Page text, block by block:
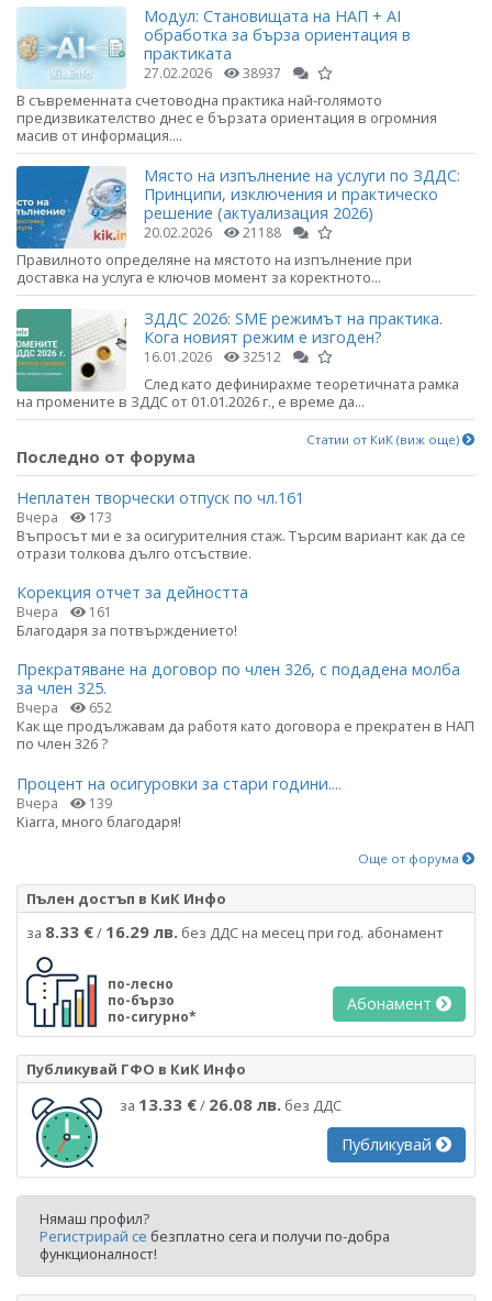
Модул: Становищата на НАП + AI
обработка за бърза ориентация в
практиката
27.02.2026 38937
В съвременната счетоводна практика най-голямото
предизвикателство днес е бързата ориентация в огромния
масив от информация....
Място на изпълнение на услуги по ЗДДС:
Принципи, изключения и практическо
решение (актуализация 2026)
20.02.2026 21188
Правилното определяне на мястото на изпълнение при
доставка на услуга е ключов момент за коректното...
ЗДДС 2026: SME режимът на практика.
Кога новият режим е изгоден?
16.01.2026 32512
След като дефинирахме теоретичната рамка
на промените в ЗДДС от 01.01.2026 г., е време да...
Статии от КиК (виж още)
Последно от форума
Неплатен творчески отпуск по чл.161
Вчера 173
Въпросът ми е за осигурителния стаж. Търсим вариант как да се
отрази толкова дълго отсъствие.
Корекция отчет за дейността
Вчера 161
Благодаря за потвърждението!
Прекратяване на договор по член 326, с подадена молба
за член 325.
Вчера 652
Как ще продължавам да работя като договора е прекратен в НАП
по член 326 ?
Процент на осигуровки за стари години....
Вчера 139
Kiarra, много благодаря!
Още от форума
Пълен достъп в КиК Инфо
за 8.33 €/ 16.29 лв. без ДДС на месец при год. абонамент
по-лесно
по-бързо
по-сигурно*
Абонамент
Публикувай ГФО в КиК Инфо
за 13.33 €/ 26.08 лв. без ДДС
Публикувай
Нямаш профил?
Регистрирай се безплатно сега и получи по-добра
функционалност!